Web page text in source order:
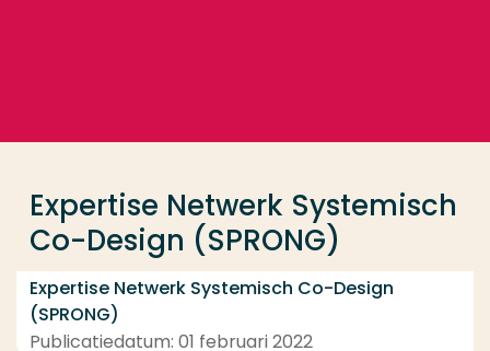
Expertise Netwerk Systemisch
Co-Design (SPRONG)
Expertise Netwerk Systemisch Co-Design
(SPRONG)
Publicatiedatum: 01 februari 2022
Opleiding
Contact